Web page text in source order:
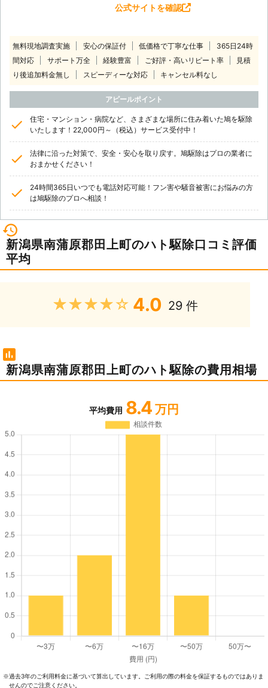
公式サイトを確認
無料現地調査実施 安心の保証付 低価格で丁寧な仕事
365日24時
間対応
サポート万全 経験豊富 ご好評・高いリピート率
見積
り後追加料金無し
スピーディーな対応 キャンセル料なし
アピールポイント
住宅・マンション・病院など、さまざまな場所に住み着いた鳩を駆除
いたします！22,000円～（税込）サービス受付中！
法律に沿った対策で、安全・安心を取り戻す。鳩駆除はプロの業者に
おまかせください！
24時間365日いつでも電話対応可能！フン害や騒音被害にお悩みの方
は鳩駆除のプロへ相談！
新潟県南蒲原郡田上町のハト駆除口コミ評価
平均
★★★★★ 4.0 29 件
新潟県南蒲原郡田上町のハト駆除の費用相場
平均費用 8.4 万円
※過去3年のご利⽤料⾦に基づいて算出しています。ご利⽤の際の料⾦を保証するものではありま
せんのでご注意ください。